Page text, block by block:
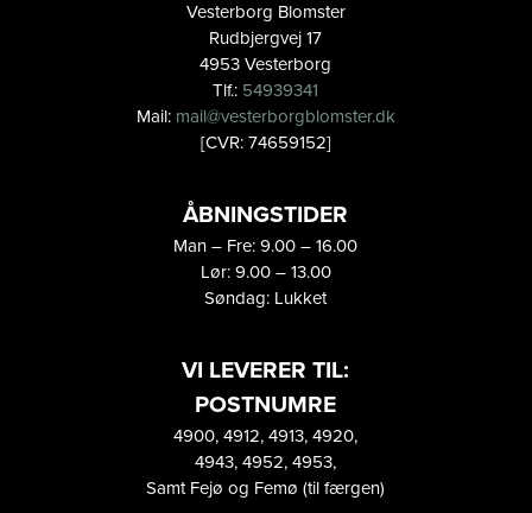
Vesterborg Blomster
Rudbjergvej 17
4953 Vesterborg
Tlf.: 54939341
Mail: mail@vesterborgblomster.dk
[CVR: 74659152]
ÅBNINGSTIDER
Man – Fre: 9.00 – 16.00
Lør: 9.00 – 13.00
Søndag: Lukket
VI LEVERER TIL:
POSTNUMRE
4900, 4912, 4913, 4920,
4943, 4952, 4953,
Samt Fejø og Femø (til færgen)